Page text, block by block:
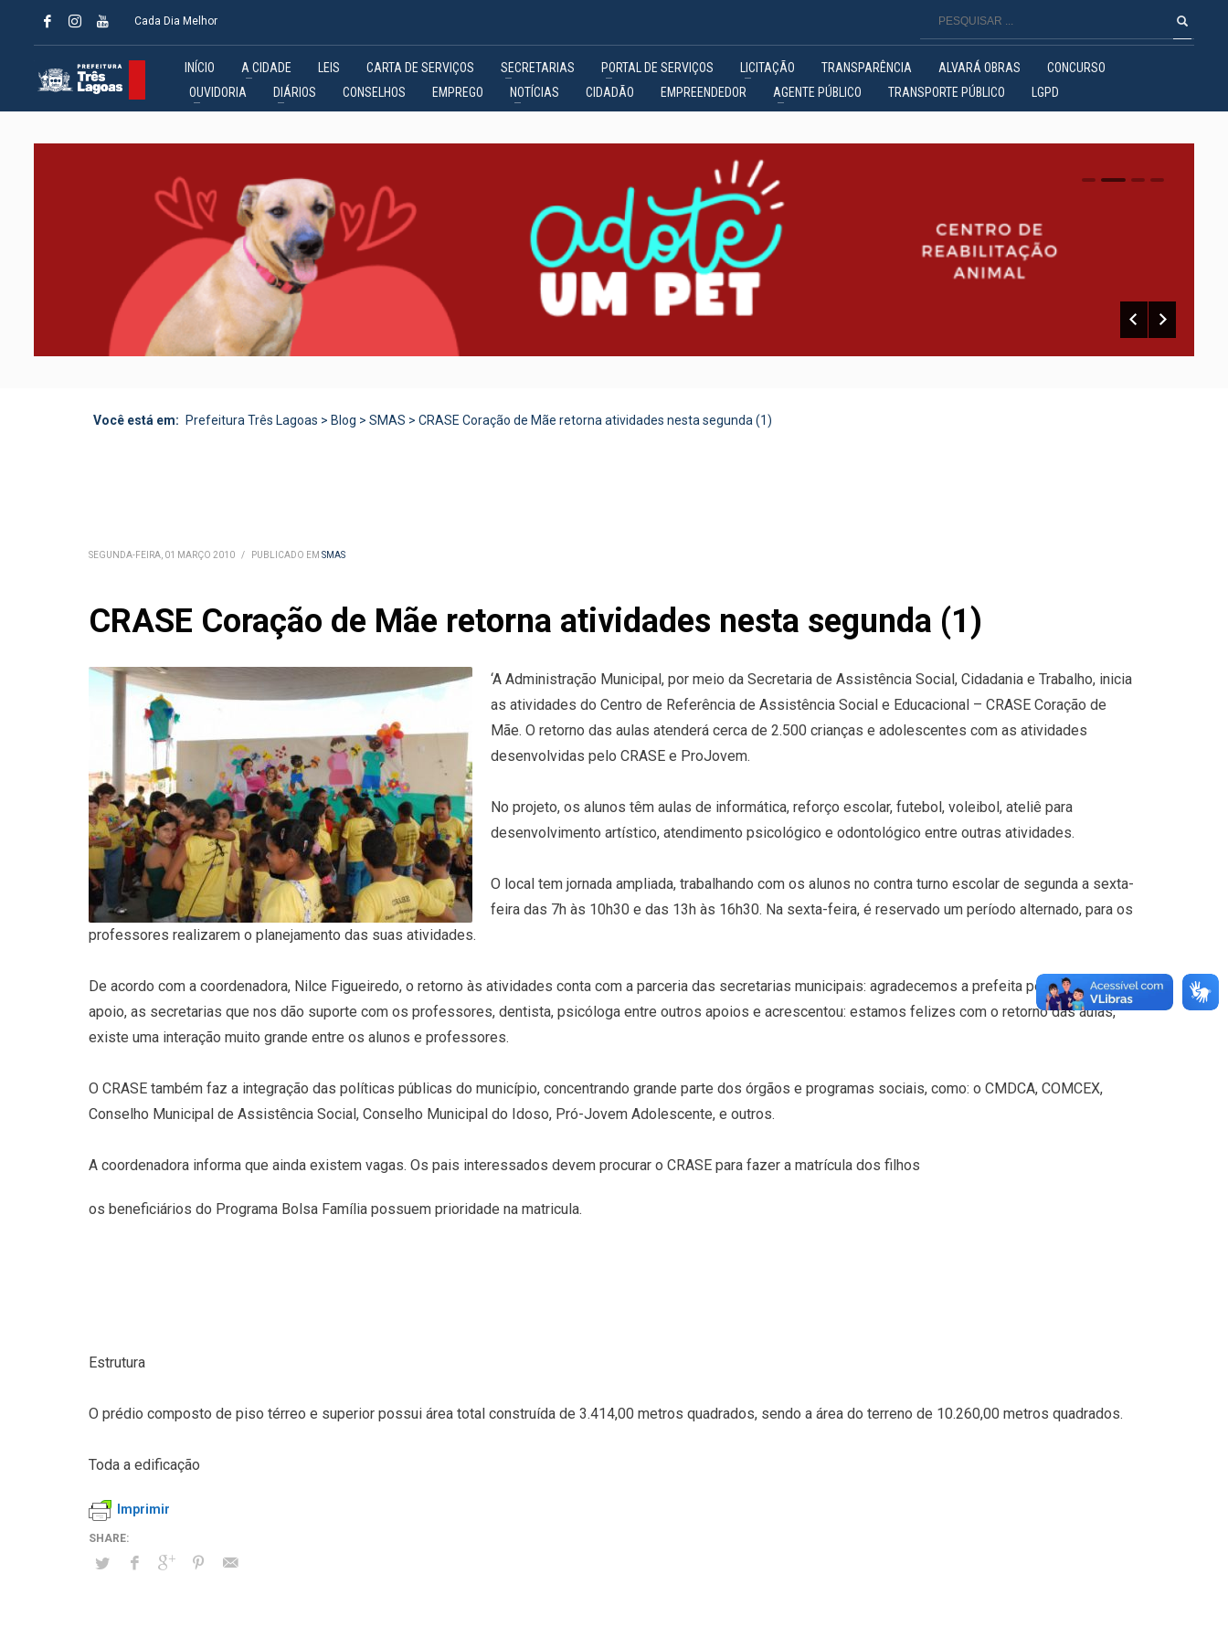
Cada Dia Melhor
INÍCIO A CIDADE LEIS CARTA DE SERVIÇOS SECRETARIAS PORTAL DE SERVIÇOS LICITAÇÃO TRANSPARÊNCIA ALVARÁ OBRAS
CONCURSO
OUVIDORIA
DIÁRIOS CONSELHOS EMPREGO NOTÍCIAS CIDADÃO EMPREENDEDOR AGENTE PÚBLICO TRANSPORTE PÚBLICO LGPD
0 1 2
Você está em: Prefeitura Três Lagoas > Blog > SMAS > CRASE Coração de Mãe retorna atividades nesta segunda (1)
SEGUNDA-FEIRA, 01 MARÇO 2010 / PUBLICADO EM SMAS
CRASE Coração de Mãe retorna atividades nesta segunda (1)
‘A Administração Municipal, por meio da Secretaria de Assistência Social, Cidadania e Trabalho, inicia
as atividades do Centro de Referência de Assistência Social e Educacional – CRASE Coração de
Mãe. O retorno das aulas atenderá cerca de 2.500 crianças e adolescentes com as atividades
desenvolvidas pelo CRASE e ProJovem.
No projeto, os alunos têm aulas de informática, reforço escolar, futebol, voleibol, ateliê para
desenvolvimento artístico, atendimento psicológico e odontológico entre outras atividades.
O local tem jornada ampliada, trabalhando com os alunos no contra turno escolar de segunda a sexta-
feira das 7h às 10h30 e das 13h às 16h30. Na sexta-feira, é reservado um período alternado, para os
professores realizarem o planejamento das suas atividades.
De acordo com a coordenadora, Nilce Figueiredo, o retorno às atividades conta com a parceria das secretarias municipais: agradecemos a prefeita pelo incentivo e
apoio, as secretarias que nos dão suporte com os professores, dentista, psicóloga entre outros apoios e acrescentou: estamos felizes com o retorno das aulas,
existe uma interação muito grande entre os alunos e professores.
O CRASE também faz a integração das políticas públicas do município, concentrando grande parte dos órgãos e programas sociais, como: o CMDCA, COMCEX,
Conselho Municipal de Assistência Social, Conselho Municipal do Idoso, Pró-Jovem Adolescente, e outros.
A coordenadora informa que ainda existem vagas. Os pais interessados devem procurar o CRASE para fazer a matrícula dos filhos
os beneficiários do Programa Bolsa Família possuem prioridade na matricula.
Estrutura
O prédio composto de piso térreo e superior possui área total construída de 3.414,00 metros quadrados, sendo a área do terreno de 10.260,00 metros quadrados.
Toda a edificação
Imprimir